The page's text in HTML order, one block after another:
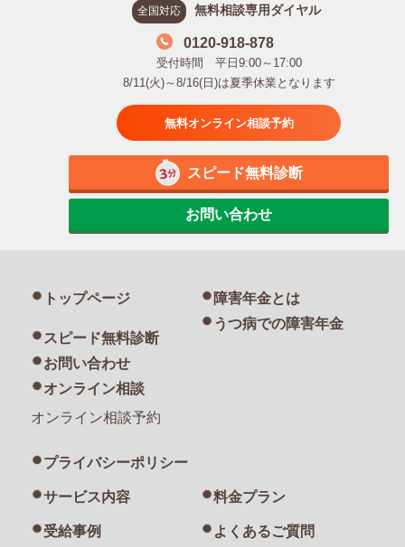
全国対応 無料相談専用ダイヤル
0120-918-878
受付時間 平日9:00～17:00
8/11(火)～8/16(日)は夏季休業となります
無料オンライン相談予約
スピード無料診断
お問い合わせ
トップページ
スピード無料診断
お問い合わせ
オンライン相談
オンライン相談予約
プライバシーポリシー
障害年金とは
うつ病での障害年金
サービス内容 料金プラン
受給事例 よくあるご質問